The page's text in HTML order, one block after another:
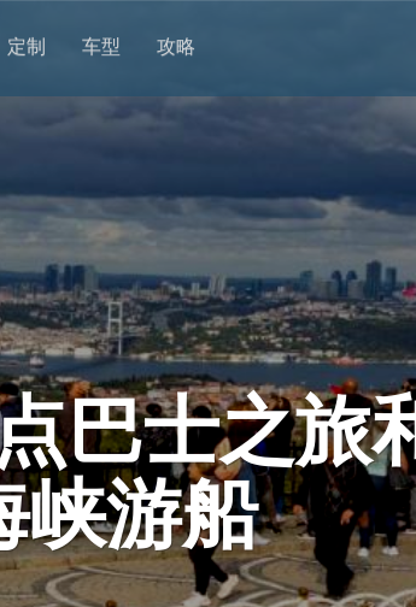
定制 车型 攻略
巴士之旅
峡游船